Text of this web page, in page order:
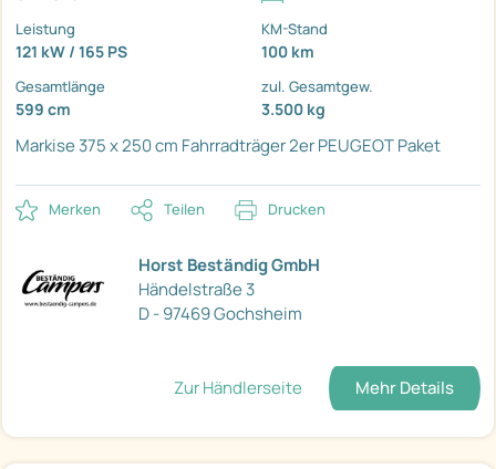
Leistung
121 kW / 165 PS
KM-Stand
100 km
Gesamtlänge
599 cm
zul. Gesamtgew.
3.500 kg
Markise 375 x 250 cm Fahrradträger 2erPEUGEOT Paket
Merken Teilen Drucken
Horst Beständig GmbH
Händelstraße 3
D - 97469 Gochsheim
Zur Händlerseite Mehr Details